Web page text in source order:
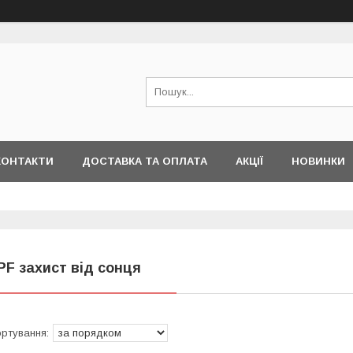
ДОСТАВКА ТА ОПЛАТА АКЦІЇ НОВИНКИ
захист від сонця